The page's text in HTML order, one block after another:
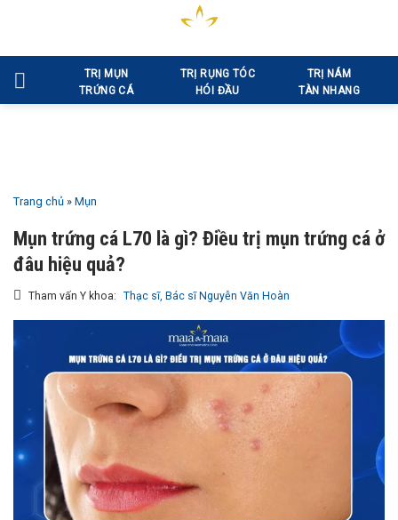
nội
dung
TRỊ MỤN
TRỨNG CÁ
TRỊ RỤNG TÓC
HÓI ĐẦU
TRỊ NÁM
TÀN NHANG
Trang chủ » Mụn
Mụn trứng cá L70 là gì? Điều trị mụn trứng cá ở
đâu hiệu quả?
Tham vấn Y khoa: Thạc sĩ, Bác sĩ Nguyễn Văn Hoàn